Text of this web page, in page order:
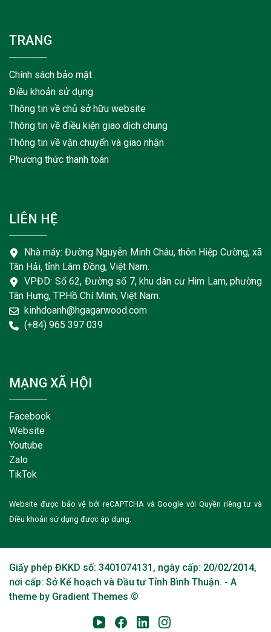
TRANG
Chính sách bảo mật
Điều khoản sử dụng
Thông tin về chủ sở hữu website
Thông tin về điều kiện giao dịch chung
Thông tin về vận chuyển và giao nhận
Phương thức thanh toán
LIÊN HỆ
Nhà máy: Đường Nguyễn Minh Châu, thôn Hiệp Cường, xã
Tân Hải, tỉnh Lâm Đồng, Việt Nam.
VPĐD: Số 62, Đường số 7, khu dân cư Him Lam, phường
Tân Hưng, TP.Hồ Chí Minh, Việt Nam.
kinhdoanh@hgagarwood.com
(+84) 965 397 039
MẠNG XÃ HỘI
Facebook
Website
Youtube
Zalo
TikTok
Website được bảo vệ bởi reCAPTCHA và Google với Quyền riêng tư và
Điều khoản sử dụng được áp dụng.
Giấy phép ĐKKD số: 3401074131, ngày cấp: 20/02/2014,
nơi cấp: Sở Kế hoạch và Đầu tư Tỉnh Bình Thuận. - A
theme by Gradient Themes ©